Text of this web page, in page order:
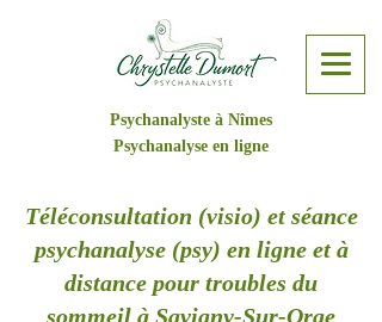
Psychanalyste à Nîmes
Psychanalyse en ligne
Téléconsultation (visio) et séance
psychanalyse (psy) en ligne et à
distance pour troubles du
sommeil à Savigny-Sur-Orge